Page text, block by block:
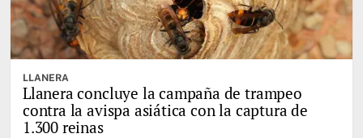
LLANERA
Llanera concluye la campaña de trampeo
contra la avispa asiática con la captura de
1.300 reinas